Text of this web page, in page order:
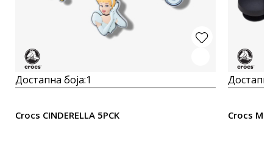
Достапна боја:1
Crocs CINDERELLA 5PCK Crocs